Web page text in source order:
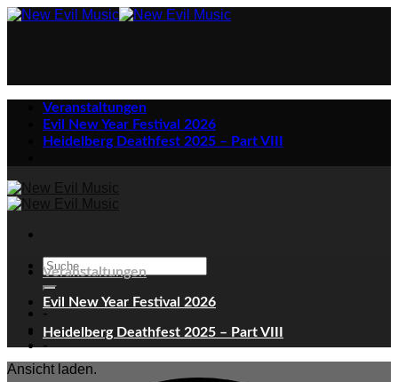
Skip
Veranstaltungen
Evil New Year Festival 2026
Heidelberg Deathfest 2025 – Part VIII
-
-
Veranstaltungen
Evil New Year Festival 2026
Heidelberg Deathfest 2025 – Part VIII
Ansicht laden.